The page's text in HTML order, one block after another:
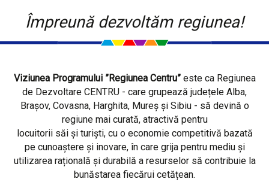
Împreună dezvoltăm regiunea!
Viziunea Programului ”Regiunea Centru”este ca Regiunea
de Dezvoltare CENTRU - care grupează județele Alba,
Brașov, Covasna, Harghita, Mureș și Sibiu - să devină o
regiune mai curată, atractivă pentru
locuitorii săi și turiști, cu o economie competitivă bazată
pe cunoaștere și inovare, în care grija pentru mediu și
utilizarea rațională și durabilă a resurselor să contribuie la
bunăstarea fiecărui cetățean.